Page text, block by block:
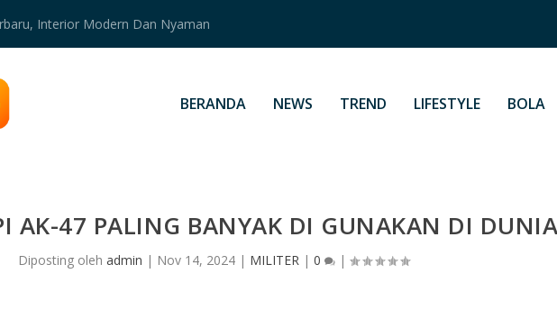
Interior Modern Dan Nyaman
BERANDA NEWS TREND LIFESTYLE BOLA
AK-47 PALING BANYAK DI GUNAKAN DI DUNIA
Diposting oleh admin | Nov 14, 2024| MILITER| 0 |